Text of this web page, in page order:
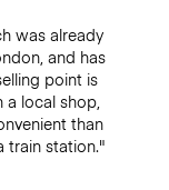
was already
and has
point is
a local shop,
than
train station."